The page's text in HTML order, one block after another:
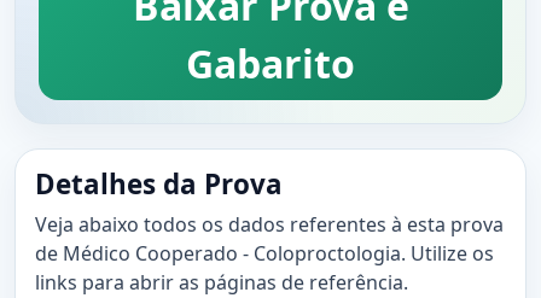
Gabarito
Detalhes da Prova
Veja abaixo todos os dados referentes à esta prova
de Médico Cooperado - Coloproctologia. Utilize os
links para abrir as páginas de referência.